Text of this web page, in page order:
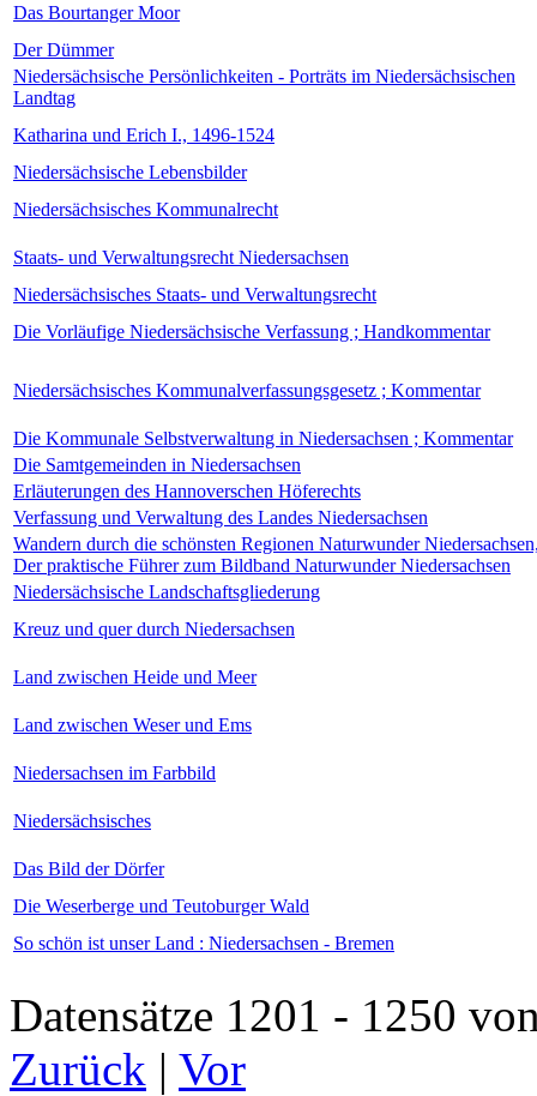
Das Bourtanger Moor
Der Dümmer
Niedersächsische Persönlichkeiten - Porträts im Niedersächsischen
Landtag
Katharina und Erich I., 1496-1524
Niedersächsische Lebensbilder
Niedersächsisches Kommunalrecht
Staats- und Verwaltungsrecht Niedersachsen
Niedersächsisches Staats- und Verwaltungsrecht
Die Vorläufige Niedersächsische Verfassung ; Handkommentar
Niedersächsisches Kommunalverfassungsgesetz ; Kommentar
Die Kommunale Selbstverwaltung in Niedersachsen ; Kommentar
Die Samtgemeinden in Niedersachsen
Erläuterungen des Hannoverschen Höferechts
Verfassung und Verwaltung des Landes Niedersachsen
Wandern durch die schönsten Regionen Naturwunder
Der praktische Führer zum Bildband Naturwunder Niedersachsen
Niedersächsische Landschaftsgliederung
Kreuz und quer durch Niedersachsen
Land zwischen Heide und Meer
Land zwischen Weser und Ems
Niedersachsen im Farbbild
Niedersächsisches
Das Bild der Dörfer
Die Weserberge und Teutoburger Wald
So schön ist unser Land : Niedersachsen - Bremen
Datensätze 1201 - 1250
Zurück | Vor